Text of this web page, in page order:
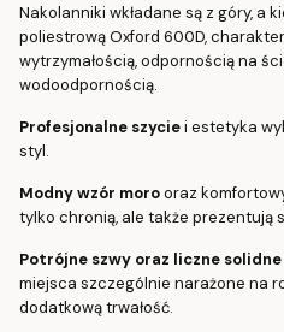
Nakolanniki wkładane są z góry, a
poliestrową Oxford 600D,
wytrzymałością, odpornością na
wodoodpornością.
Profesjonalne szyciei estetyka
styl.
Modny wzór morooraz
tylko chronią, ale także prezentują
Potrójne szwy oraz liczne
miejsca szczególnie narażone na
dodatkową trwałość.